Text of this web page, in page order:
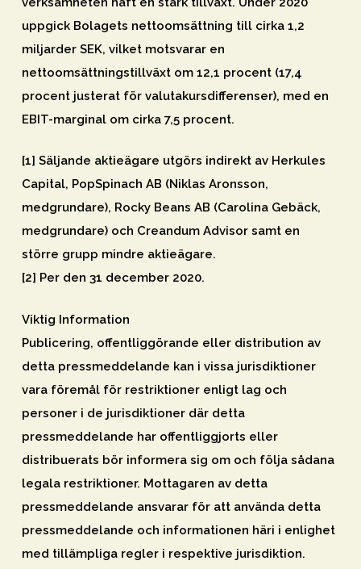
uppgick Bolagets nettoomsättning till cirka 1,2
miljarder SEK, vilket motsvarar en
nettoomsättningstillväxt om 12,1 procent (17,4
procent justerat för valutakursdifferenser), med en
EBIT-marginal om cirka 7,5 procent.
[1] Säljande aktieägare utgörs indirekt av Herkules
Capital, PopSpinach AB (Niklas Aronsson,
medgrundare), Rocky Beans AB (Carolina Gebäck,
medgrundare) och Creandum Advisor samt en
större grupp mindre aktieägare.
[2] Per den 31 december 2020.
Viktig Information
Publicering, offentliggörande eller distribution av
detta pressmeddelande kan i vissa jurisdiktioner
vara föremål för restriktioner enligt lag och
personer i de jurisdiktioner där detta
pressmeddelande har offentliggjorts eller
distribuerats bör informera sig om och följa sådana
legala restriktioner. Mottagaren av detta
pressmeddelande ansvarar för att använda detta
pressmeddelande och informationen häri i enlighet
med tillämpliga regler i respektive jurisdiktion.